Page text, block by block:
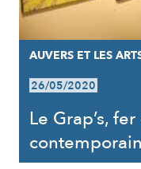
AUVERS ET LES
26/05/2020
Le Grap’s,